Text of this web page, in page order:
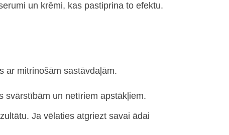
un krēmi, kas pastiprina to efektu.
ar mitrinošām sastāvdaļām.
svārstībām un netīriem apstākļiem.
Ja vēlaties atgriezt savai ādai